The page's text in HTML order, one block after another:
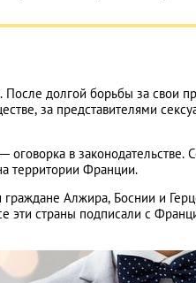
долгой борьбы за свои
за представителями
в законодательстве.
территории Франции.
Алжира, Боснии и
страны подписали с